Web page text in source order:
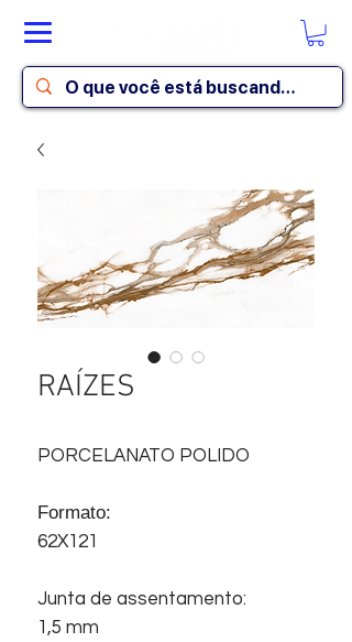
RAÍZES
PORCELANATO POLIDO
Formato:
62X121
Junta de assentamento:
1,5 mm